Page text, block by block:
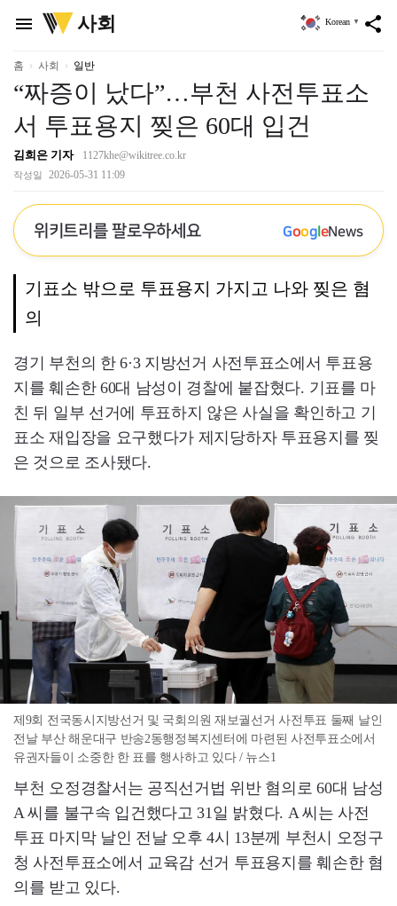
menu
위
키
리
사회 share
Korean ▼
홈 사회 일반
“짜증이 났다”…부천 사전투표소
서 투표용지 찢은 60대 입건
김희은 기자 1127khe@wikitree.co.kr
작성일 2026-05-31 11:09
위키트리를 팔로우하세요 GoogleNews
기표소 밖으로 투표용지 가지고 나와 찢은 혐
의
경기 부천의 한 6·3 지방선거 사전투표소에서 투표용
지를 훼손한 60대 남성이 경찰에 붙잡혔다. 기표를 마
친 뒤 일부 선거에 투표하지 않은 사실을 확인하고 기
표소 재입장을 요구했다가 제지당하자 투표용지를 찢
은 것으로 조사됐다.
제9회 전국동시지방선거 및 국회의원 재보궐선거 사전투표 둘째 날인
전날 부산 해운대구 반송2동행정복지센터에 마련된 사전투표소에서
유권자들이 소중한 한 표를 행사하고 있다 / 뉴스1
부천 오정경찰서는 공직선거법 위반 혐의로 60대 남성
A 씨를 불구속 입건했다고 31일 밝혔다. A 씨는 사전
투표 마지막 날인 전날 오후 4시 13분께 부천시 오정구
청 사전투표소에서 교육감 선거 투표용지를 훼손한 혐
의를 받고 있다.